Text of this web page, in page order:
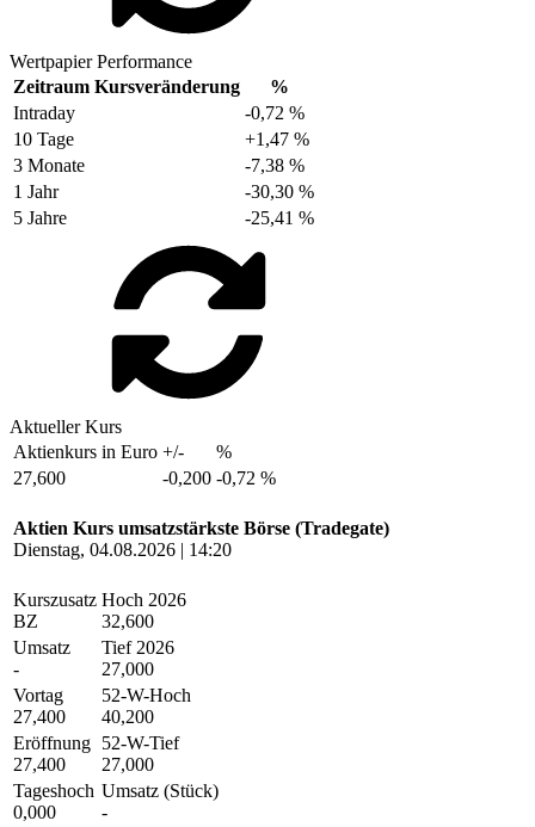
Wertpapier Performance
Zeitraum Kursveränderung
%
Intraday
-0,72 %
10 Tage
+1,47 %
3 Monate
-7,38 %
1 Jahr
-30,30 %
5 Jahre
-25,41 %
Aktueller Kurs
Aktienkurs in Euro +/-
%
27,600
-0,200 -0,72 %
Aktien Kurs umsatzstärkste Börse (Tradegate)
Dienstag, 04.08.2026 | 14:20
Kurszusatz
BZ
Hoch 2026
32,600
Umsatz
-
Tief 2026
27,000
Vortag
27,400
52-W-Hoch
40,200
Eröffnung
27,400
52-W-Tief
27,000
Tageshoch
0,000
Umsatz (Stück)
-